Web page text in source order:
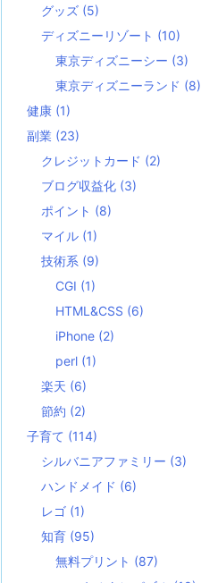
グッズ (5)
ディズニーリゾート (10)
東京ディズニーシー (3)
東京ディズニーランド (8)
健康 (1)
副業 (23)
クレジットカード (2)
ブログ収益化 (3)
ポイント (8)
マイル (1)
技術系 (9)
CGI (1)
HTML&CSS (6)
iPhone (2)
perl (1)
楽天 (6)
節約 (2)
子育て (114)
シルバニアファミリー (3)
ハンドメイド (6)
レゴ (1)
知育 (95)
無料プリント (87)